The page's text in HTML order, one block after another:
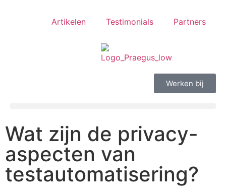
Artikelen Testimonials Partners
Werken bij
Wat zijn de privacy-
aspecten van
testautomatisering?